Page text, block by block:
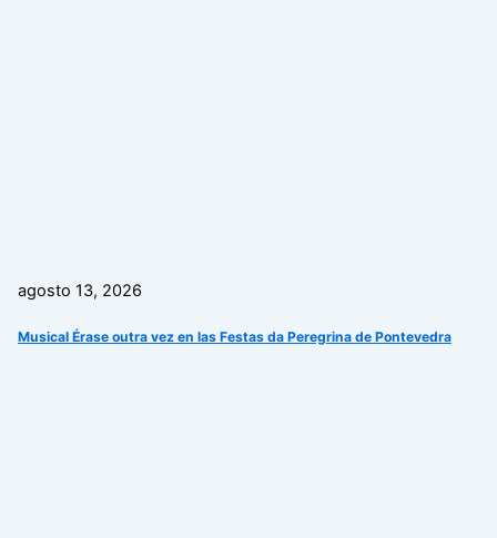
agosto 13, 2026
Musical Érase outra vez en las Festas da Peregrina de Pontevedra